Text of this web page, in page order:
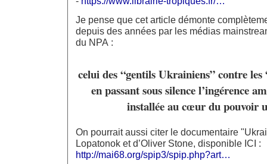
Je pense que cet article démonte
depuis des années par les médias
du NPA :
celui des “gentils Ukrainiens” contre les
en passant sous silence l’ingérence
installée au cœur du pouvoir
On pourrait aussi citer le documentaire
Lopatonok et d’Oliver Stone, disponible ICI :
http://mai68.org/spip3/spip.php?art…